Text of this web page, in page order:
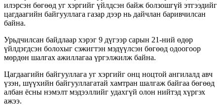
илэрсэн бөгөөд уг хэргийг үйлдсэн байж болзошгүй этгээдийг
цагдаагийн байгууллага газар дээр нь дайчлан баривчилсан
байна.
Урьдчилсан байдлаар хэрэг 9 дүгээр сарын 21-ний өдөр
үйлдэгдсэн болохыг сэжигтэн мэдүүлсэн бөгөөд одоогоор
мөрдөн шалгах ажиллагаа үргэлжилж байна.
Цагдаагийн байгууллага уг хэргийг онц ноцтой ангилалд авч
үзэн, шүүхийн байгууллагатай хамтран шалгаж байгаа бөгөөд
албан ёсны нэмэлт мэдээллийг удахгүй олон нийтэд хүргэх
ажээ.